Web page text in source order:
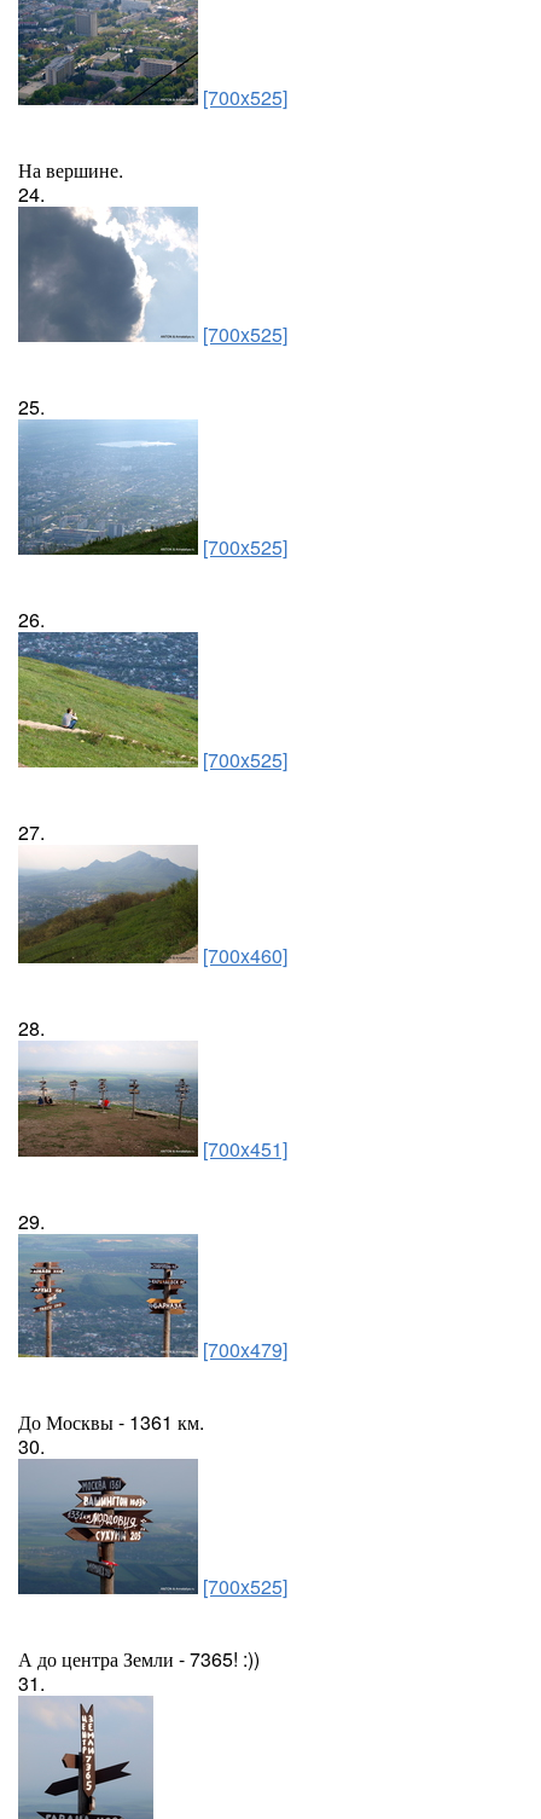
[700x525]
На вершине.
24.
[700x525]
25.
[700x525]
26.
[700x525]
27.
[700x460]
28.
[700x451]
29.
[700x479]
До Москвы - 1361 км.
30.
[700x525]
А до центра Земли - 7365! :))
31.